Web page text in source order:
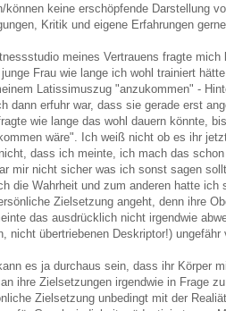
können keine erschöpfende Darstellung
Kritik und eigene Erfahrungen
meines Vertrauens fragte
Frau wie lange ich wohl trainiert
Latissimuszug "anzukommen" -
dann erfuhr war, dass sie gerade erst
wie lange das wohl dauern könnte,
wäre". Ich weiß nicht ob es ihr
dass ich meinte, ich mach das
mir nicht sicher was ich sonst sagen
die Wahrheit und zum anderen hatte ich
Zielsetzung angeht, denn ihre
das ausdrücklich nicht irgendwie
nicht übertriebenen Deskriptor!)
es ja durchaus sein, dass ihr Körper
ihre Zielsetzungen irgendwie in Frage
Zielsetzung unbedingt mit der